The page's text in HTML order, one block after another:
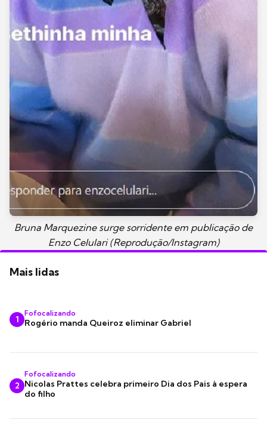
Bruna Marquezine surge sorridente em publicação de
Enzo Celulari (Reprodução/Instagram)
Mais lidas
1
Fofocalizando
Rogério manda Queiroz eliminar Gabriel
2
Fofocalizando
Nicolas Prattes celebra primeiro Dia dos Pais à espera
do filho